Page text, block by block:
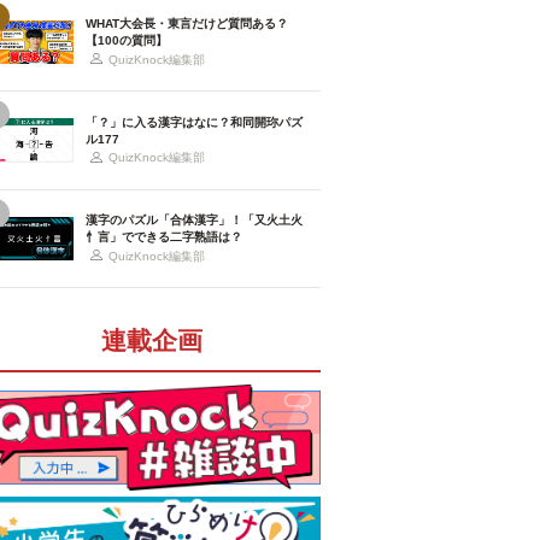
WHAT大会長・東言だけど質問ある？
【100の質問】
QuizKnock編集部
「？」に入る漢字はなに？和同開珎パズ
ル177
QuizKnock編集部
漢字のパズル「合体漢字」！「又火土火
忄言」でできる二字熟語は？
QuizKnock編集部
連載企画